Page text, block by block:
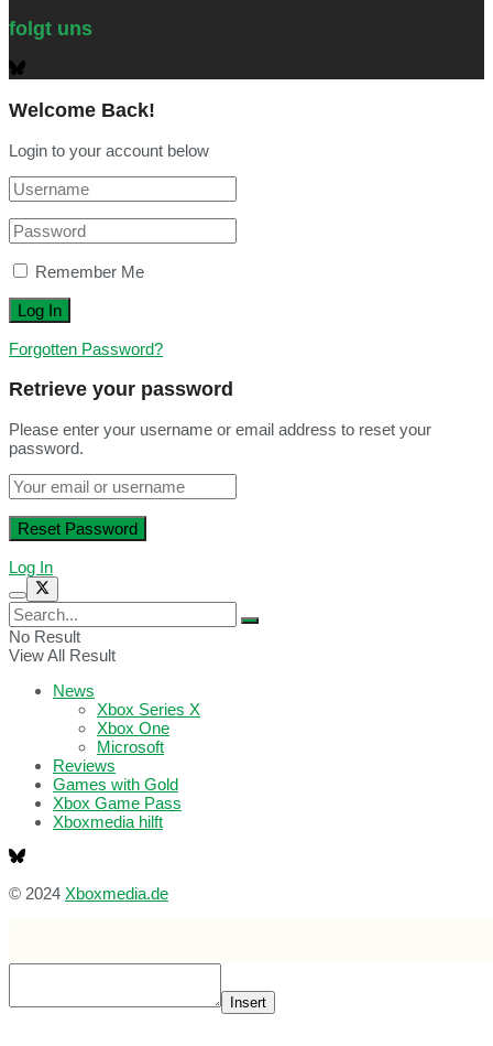
folgt uns
Welcome Back!
Login to your account below
Remember Me
Forgotten Password?
Retrieve your password
Please enter your username or email address to reset your
password.
Log In
No Result
View All Result
News
Xbox Series X
Xbox One
Microsoft
Reviews
Games with Gold
Xbox Game Pass
Xboxmedia hilft
© 2024 Xboxmedia.de
Insert